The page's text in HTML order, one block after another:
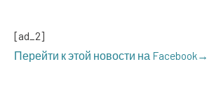
[ad_2]
Перей­ти к этой ново­сти на Facebook→